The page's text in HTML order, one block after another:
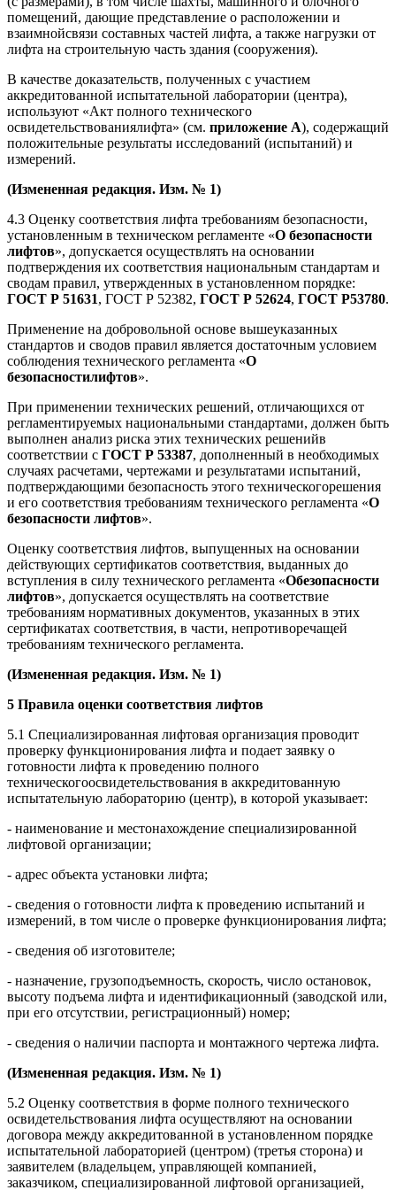
помещений, дающие представление о расположении и
взаимнойсвязи составных частей лифта, а также нагрузки от
лифта на строительную часть здания (сооружения).
В качестве доказательств, полученных с участием
аккредитованной испытательной лаборатории (центра),
используют «Акт полного технического
освидетельствованиялифта» (см. приложение А), содержащий
положительные результаты исследований (испытаний) и
измерений.
(Измененная редакция. Изм. № 1)
4.3 Оценку соответствия лифта требованиям безопасности,
установленным в техническом регламенте «О безопасности
лифтов», допускается осуществлять на основании
подтверждения их соответствия национальным стандартам и
сводам правил, утвержденных в установленном порядке:
ГОСТ Р 51631, ГОСТ Р 52382, ГОСТ Р 52624, ГОСТ Р53780.
Применение на добровольной основе вышеуказанных
стандартов и сводов правил является достаточным условием
соблюдения технического регламента «О
безопасностилифтов».
При применении технических решений, отличающихся от
регламентируемых национальными стандартами, должен быть
выполнен анализ риска этих технических решенийв
соответствии с ГОСТ Р 53387, дополненный в необходимых
случаях расчетами, чертежами и результатами испытаний,
подтверждающими безопасность этого техническогорешения
и его соответствия требованиям технического регламента «О
безопасности лифтов».
Оценку соответствия лифтов, выпущенных на основании
действующих сертификатов соответствия, выданных до
вступления в силу технического регламента «Обезопасности
лифтов», допускается осуществлять на соответствие
требованиям нормативных документов, указанных в этих
сертификатах соответствия, в части, непротиворечащей
требованиям технического регламента.
(Измененная редакция. Изм. № 1)
5 Правила оценки соответствия лифтов
5.1 Специализированная лифтовая организация проводит
проверку функционирования лифта и подает заявку о
готовности лифта к проведению полного
техническогоосвидетельствования в аккредитованную
испытательную лабораторию (центр), в которой указывает:
- наименование и местонахождение специализированной
лифтовой организации;
- адрес объекта установки лифта;
- сведения о готовности лифта к проведению испытаний и
измерений, в том числе о проверке функционирования лифта;
- сведения об изготовителе;
- назначение, грузоподъемность, скорость, число остановок,
высоту подъема лифта и идентификационный (заводской или,
при его отсутствии, регистрационный) номер;
- сведения о наличии паспорта и монтажного чертежа лифта.
(Измененная редакция. Изм. № 1)
5.2 Оценку соответствия в форме полного технического
освидетельствования лифта осуществляют на основании
договора между аккредитованной в установленном порядке
испытательной лабораторией (центром) (третья сторона) и
заявителем (владельцем, управляющей компанией,
заказчиком, специализированной лифтовой организацией,